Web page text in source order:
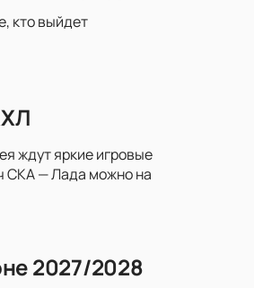
кто выйдет
ждут яркие игровые
СКА — Лада можно на
2027/2028